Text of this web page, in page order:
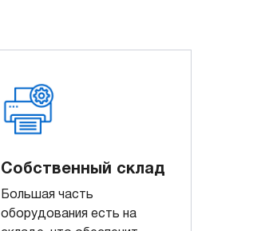
Собственный склад
Большая часть
оборудования есть на